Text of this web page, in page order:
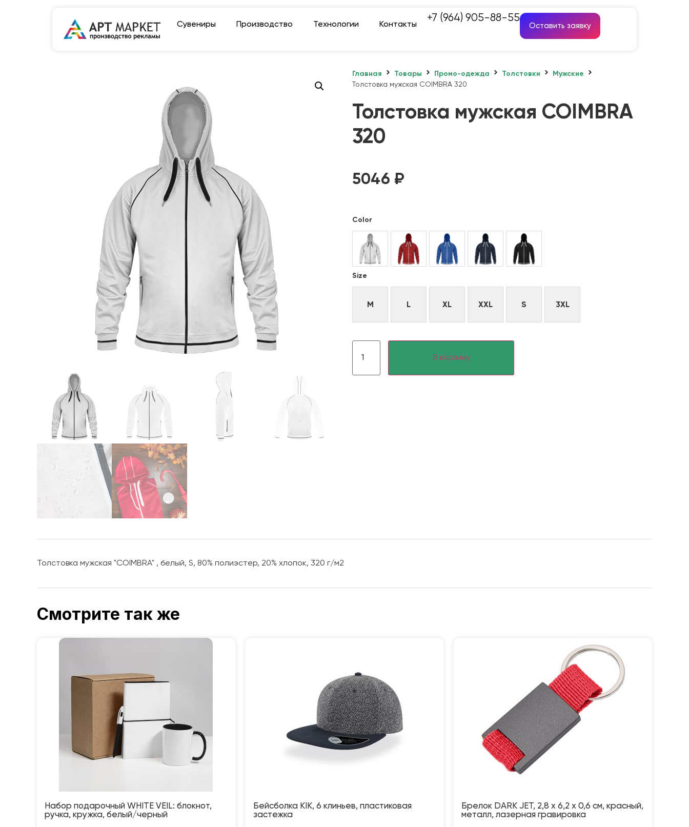
Сувениры Производство Технологии Контакты
+7 (964) 905-88-55
Оставить заявку
Главная Товары Промо-одежда Толстовки
Мужские
Толстовка мужская COIMBRA 320
Толстовка мужская COIMBRA
320
5046 ₽
Color
Size
M L XL XXL S 3XL
В корзину
Толстовка мужская "COIMBRA" , белый, S, 80% полиэстер, 20% хлопок, 320 г/м2
Смотрите так же
Набор подарочный WHITE VEIL: блокнот,
ручка, кружка, белый/черный
Бейсболка KIK, 6 клиньев, пластиковая
застежка
Брелок DARK JET, 2,8 x 6,2 x 0,6 см, красный,
металл, лазерная гравировка